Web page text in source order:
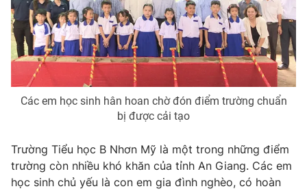
Emagazine Podcast
Photo Infographic
Video Shorts video
VTV Sức khoẻ Bất động sản
Các em học sinh hân hoan chờ đón điểm trường chuẩn
bị được cải tạo
Trường Tiểu học B Nhơn Mỹ là một trong những điểm
trường còn nhiều khó khăn của tỉnh An Giang. Các em
học sinh chủ yếu là con em gia đình nghèo, có hoàn